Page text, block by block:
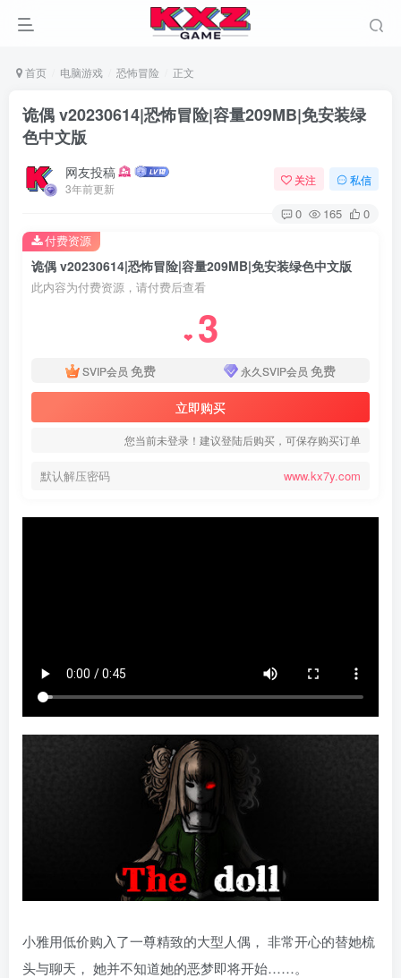
首页 电脑游戏 恐怖冒险 正文
诡偶 v20230614|恐怖冒险|容量209MB|免安装绿
色中文版
网友投稿
3年前更新
关注 私信
0 165 0
诡偶 v20230614|恐怖冒险|容量209MB|免安装绿色中文版
此内容为付费资源，请付费后查看
❤ 3
SVIP会员 免费 永久SVIP会员 免费
立即购买
您当前未登录！建议登陆后购买，可保存购买订单
默认解压密码 www.kx7y.com
付费资源
小雅用低价购入了一尊精致的大型人偶， 非常开心的替她梳
头与聊天， 她并不知道她的恶梦即将开始……。